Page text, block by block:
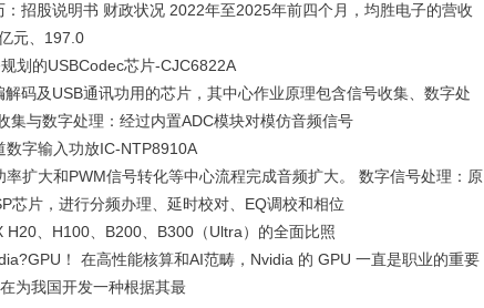
股说明书 财政状况 2022年至2025年前四个月，均胜电子的营收
元、197.0
的USBCodec芯片-CJC6822A
及USB通讯功用的芯片，其中心作业原理包含信号收集、数字处
与数字处理：经过内置ADC模块对模仿音频信号
字输入功放IC-NTP8910A
大和PWM信号转化等中心流程完成音频扩大。 数字信号处理：原
芯片，进行分频办理、延时校对、EQ调校和相位
、H100、B200、B300（Ultra）的全面比照
！ 在高性能核算和AI范畴，Nvidia 的 GPU 一直是职业的重要
为我国开发一种根据其最